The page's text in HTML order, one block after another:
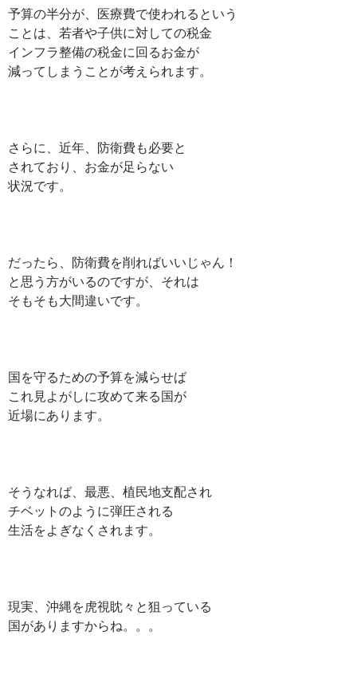
予算の半分が、医療費で使われるという
ことは、若者や子供に対しての税金
インフラ整備の税金に回るお金が
減ってしまうことが考えられます。
さらに、近年、防衛費も必要と
されており、お金が足らない
状況です。
だったら、防衛費を削ればいいじゃん！
と思う方がいるのですが、それは
そもそも大間違いです。
国を守るための予算を減らせば
これ見よがしに攻めて来る国が
近場にあります。
そうなれば、最悪、植民地支配され
チベットのように弾圧される
生活をよぎなくされます。
現実、沖縄を虎視眈々と狙っている
国がありますからね。。。